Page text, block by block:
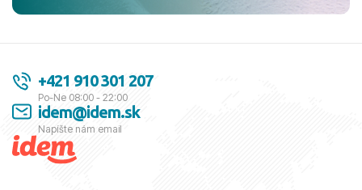
+421 910 301 207
Po-Ne 08:00 - 22:00
idem@idem.sk
Napíšte nám email